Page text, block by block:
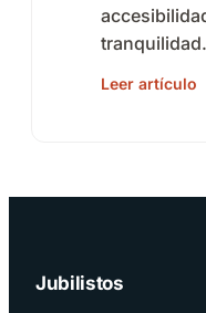
tranquilidad.
Leer artículo
Jubilistos